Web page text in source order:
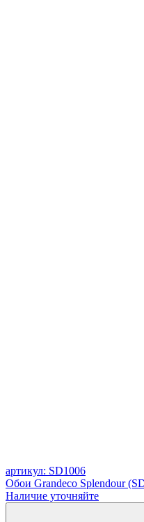
артикул: SD1006
Обои Grandeco Splendour
Наличие уточняйте